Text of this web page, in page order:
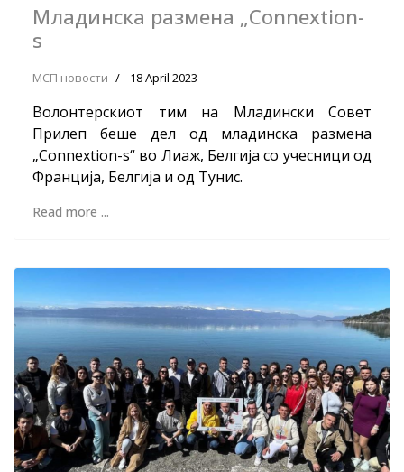
Младинска размена „Connextion-
s
МСП новости 18 April 2023
Волонтерскиот тим на Младински Совет
Прилеп беше дел од младинска размена
„Connextion-s“ во Лиаж, Белгија со учесници од
Франција, Белгија и од Тунис.
Read more ...